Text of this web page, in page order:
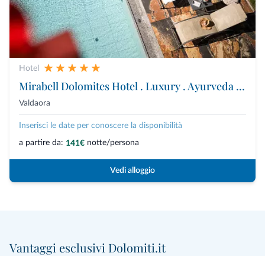
Hotel
Mirabell Dolomites Hotel . Luxury . Ayurveda & Spa
Valdaora
Inserisci le date per conoscere la disponibilità
a partire da: 141€ notte/persona
Vedi alloggio
Vantaggi esclusivi Dolomiti.it